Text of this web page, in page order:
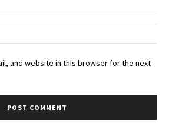
and website in this browser for the next